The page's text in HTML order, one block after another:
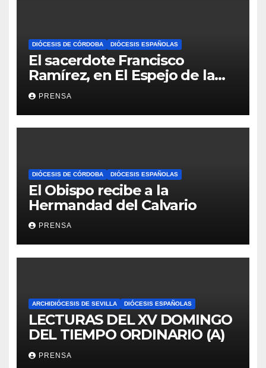
DIÓCESIS DE CÓRDOBA DIÓCESIS ESPAÑOLAS
El sacerdote Francisco
Ramírez, en El Espejo de la
Iglesia
PRENSA
DIÓCESIS DE CÓRDOBA DIÓCESIS ESPAÑOLAS
El Obispo recibe a la
Hermandad del Calvario
PRENSA
ARCHIDIÓCESIS DE SEVILLA DIÓCESIS ESPAÑOLAS
LECTURAS DEL XV DOMINGO
DEL TIEMPO ORDINARIO (A)
PRENSA